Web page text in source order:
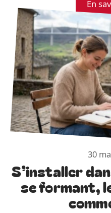
En
30
S’installer
se formant,